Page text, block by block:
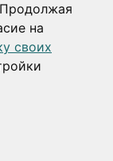
Продолжая
на
своих